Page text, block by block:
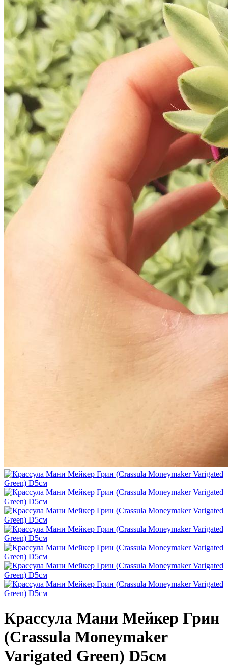
Крассула Мани Мейкер Грин
(Crassula Moneymaker
Varigated Green) D5см